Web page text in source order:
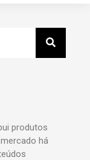
produtos
há